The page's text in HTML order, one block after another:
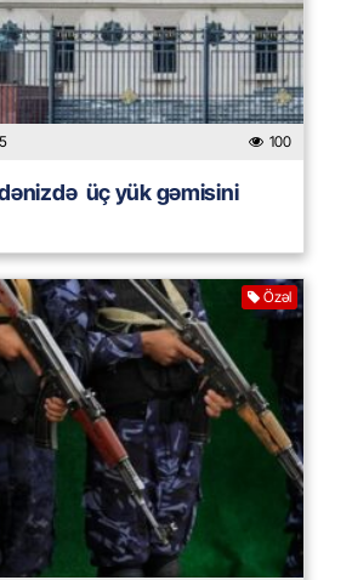
100
üç yük gəmisini
Özəl